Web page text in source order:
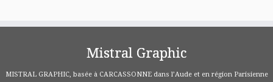
Mistral Graphic
MISTRAL GRAPHIC, basée à CARCASSONNE dans l’Aude et en région Parisienne